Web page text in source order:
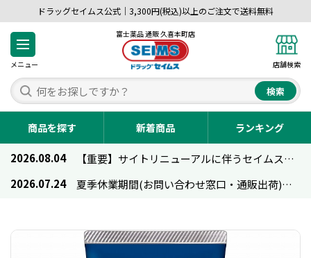
ドラッグセイムス公式｜3,300円(税込)以上のご注文で送料無料
メニュー
富士薬品 通販 久喜本町店
店舗検索
検索
商品を探す 新着商品 ランキング
2026.08.04
【重要】サイトリニューアルに伴うセイムス通販のご利用について
2026.07.24
夏季休業期間(お問い合わせ窓口・通販出荷)のお知らせ